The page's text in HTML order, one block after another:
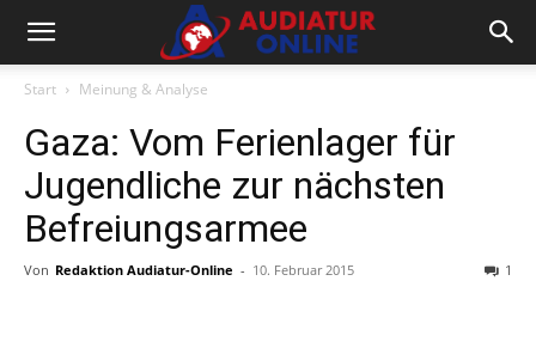
Start Meinung & Analyse
Gaza: Vom Ferienlager für
Jugendliche zur nächsten
Befreiungsarmee
Von Redaktion Audiatur-Online - 10. Februar 2015 1